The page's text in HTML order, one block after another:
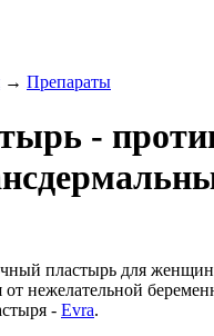
→ Препараты
-
пластырь для женщин
от нежелательной
- Evra.